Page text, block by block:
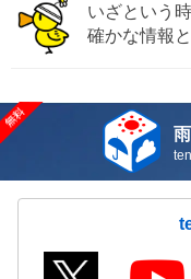
いざという
確かな情報